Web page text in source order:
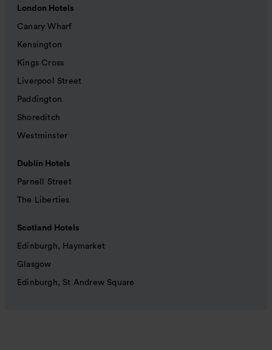
London Hotels
Canary Wharf
Kensington
Kings Cross
Liverpool Street
Paddington
Shoreditch
Westminster
Dublin Hotels
Parnell Street
The Liberties
Scotland Hotels
Edinburgh, Haymarket
Glasgow
Edinburgh, St Andrew Square